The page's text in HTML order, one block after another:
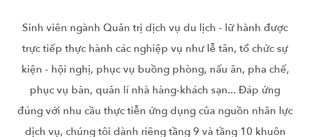
Sinh viên ngành Quản trị dịch vụ du lịch - lữ hành được
trực tiếp thực hành các nghiệp vụ như lễ tân, tổ chức sự
kiện - hội nghị, phục vụ buồng phòng, nấu ăn, pha chế,
phục vụ bàn, quản lí nhà hàng-khách sạn... Đáp ứng
đúng với nhu cầu thực tiễn ứng dụng của nguồn nhân lực
dịch vụ, chúng tôi dành riêng tầng 9 và tầng 10 khuôn